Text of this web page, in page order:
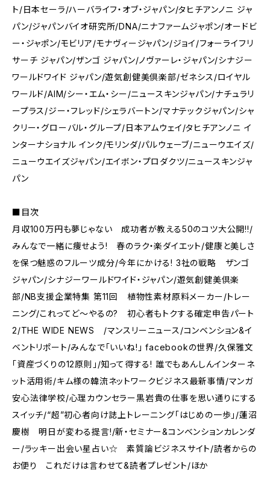
ト/日本セーラ/ハーバライフ・オブ・ジャパン/タヒチアンノニ ジャ
パン/ジャパンバイオ研究所/DNA/ニナファームジャポン/オードビ
ー・ジャポン/モビリア/モナヴィージャパン/ジョイ/フォーライフリ
サーチ ジャパン/ザンゴ ジャパン/ノヴァーレ・ジャパン/シナジー
ワールドワイド ジャパン/遊気創健美倶楽部/ゼネシス/ロイヤル
ワールド/AIM/シー・エム・シー/ニュースキンジャパン/ナチュラリ
ープラス/ジー・フレッド/シェラバートン/マナテックジャパン/シャ
クリー・グローバル・グループ/日本アムウェイ/タヒチアンノニ イ
ンターナショナル インク/モリンダ/パルウェーブ/ニューウエイズ/
ニューウエイズジャパン/エイボン・プロダクツ/ニュースキンジャ
パン
■目次
月収100万円も夢じゃない 成功者が教える50のコツ大公開!!/
みんなで一緒に痩せよう! 春のラク・楽ダイエット/健康と美しさ
を保つ魅惑のフルーツ成分/今年にかける! 3社の戦略 ザンゴ
ジャパン/シナジーワールドワイド・ジャパン/遊気創健美倶楽
部/NB支援企業特集 第11回 植物性素材原料メーカー/トレー
ニング/これってど〜やるの? 初心者もトクする確定申告パート
2/THE WIDE NEWS /マンスリーニュース/コンベンション&イ
ベントリポート/みんなで「いいね!」 facebookの世界/久保雅文
「資産づくりの12原則」/知って得する! 誰でもあんしんインターネ
ット活用術/キム様の韓流ネットワークビジネス最新事情/マンガ
安心法律学校/心理カウンセラー黒岩貴の仕事を思い通りにする
スイッチ/“超”初心者向け誌上トレーニング「はじめの一歩」/蓮沼
慶樹 明日が変わる提言!/新・セミナー&コンベンションカレンダ
ー/ラッキー出会い星占い☆ 素質論ビジネスサイト/読者からの
お便り これだけは言わせて&読者プレゼント/ほか